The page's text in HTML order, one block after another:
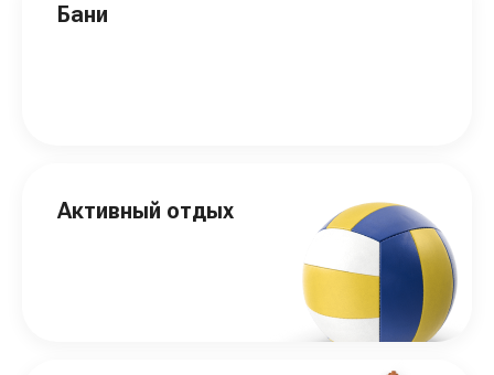
Бани
Активный отдых